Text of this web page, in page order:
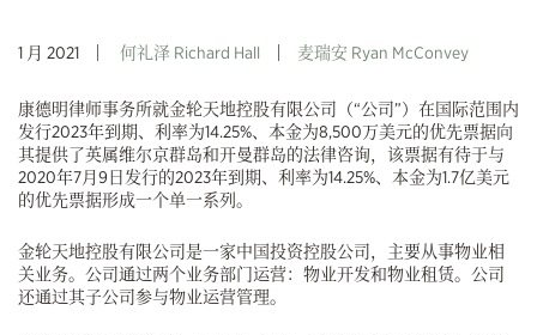
1 月 2021 何礼泽 Richard Hall 麦瑞安 Ryan McConvey
康德明律师事务所就金轮天地控股有限公司（“公司”）在国际范围内
发行2023年到期、利率为14.25%、本金为8,500万美元的优先票据向
其提供了英属维尔京群岛和开曼群岛的法律咨询，该票据有待于与
2020年7月9日发行的2023年到期、利率为14.25%、本金为1.7亿美元
的优先票据形成一个单一系列。
金轮天地控股有限公司是一家中国投资控股公司，主要从事物业相
关业务。公司通过两个业务部门运营：物业开发和物业租赁。公司
还通过其子公司参与物业运营管理。